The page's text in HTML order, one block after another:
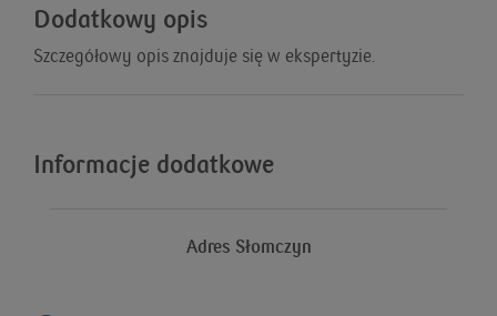
Dodatkowy opis
Szczegółowy opis znajduje się w ekspertyzie.
Informacje dodatkowe
Adres Słomczyn